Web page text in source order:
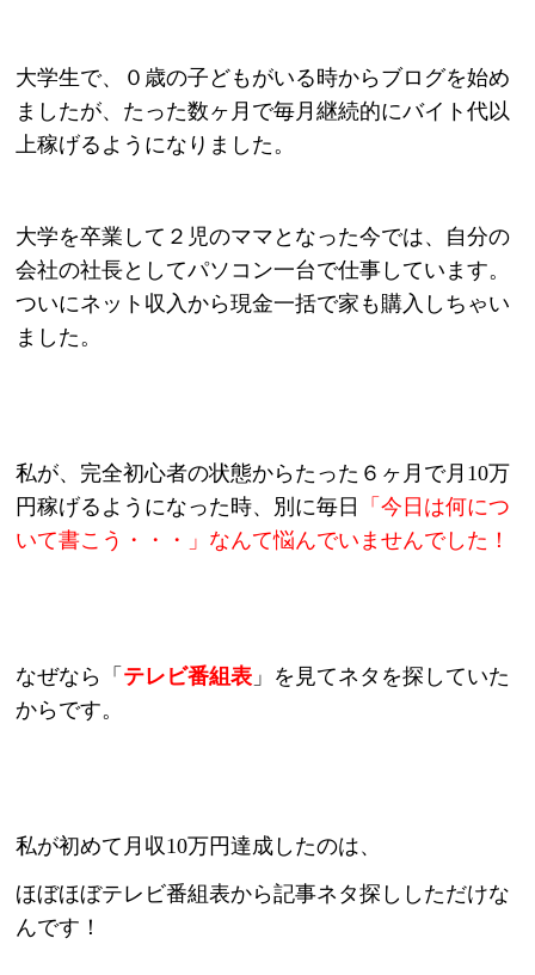
大学生で、０歳の子どもがいる時からブログを始め
ましたが、 たった数ヶ月で毎月継続的にバイト代以
上稼げるようになりました。
大学を卒業して２児のママとなった今では、 自分の
会社の社長としてパソコン一台で仕事しています。
ついにネット収入から現金一括で家も購入しちゃい
ました。
私が、完全初心者の状態からたった６ヶ月で月10万
円稼げるようになった時、 別に毎日
「今日は何につ
いて書こう・・・」なんて悩んでいませんでした！
なぜなら「 テレビ番組表 」を見てネタを探していた
からです。
私が初めて月収10万円達成したのは、
ほぼほぼテレビ番組表から記事ネタ探ししただけな
んです！